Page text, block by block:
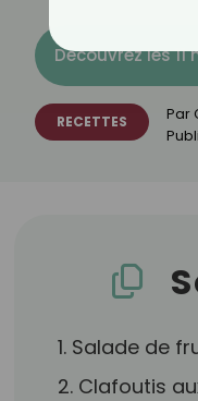
Découvrez les 11
RECETTES Par
1. Salade de
2. Clafoutis